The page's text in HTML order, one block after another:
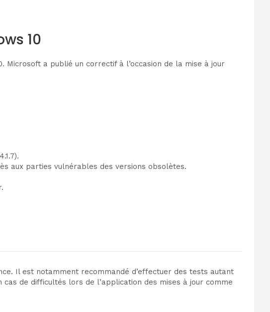
10
Microsoft a publié un correctif à l’occasion de la mise à jour
aux parties vulnérables des versions obsolètes.
Il est notamment recommandé d’effectuer des tests autant
de difficultés lors de l’application des mises à jour comme